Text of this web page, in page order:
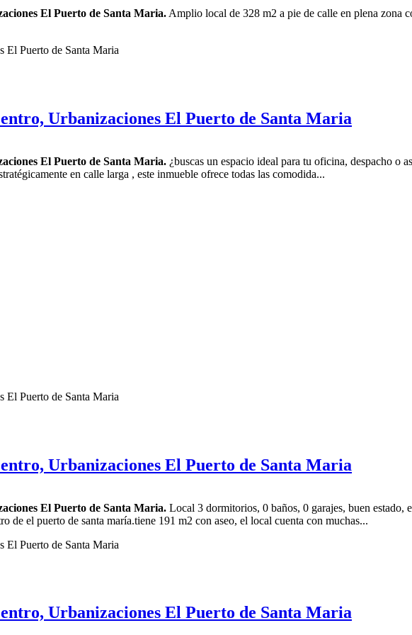
El Puerto de Santa Maria. Amplio local de 328 m2 a pie de calle en plena zona
Urbanizaciones El Puerto de Santa Maria
El Puerto de Santa Maria. ¿buscas un espacio ideal para tu oficina, despacho o
en calle larga , este inmueble ofrece todas las comodida...
Urbanizaciones El Puerto de Santa Maria
El Puerto de Santa Maria. Local 3 dormitorios, 0 baños, 0 garajes, buen estado,
de el puerto de santa maría.tiene 191 m2 con aseo, el local cuenta con muchas...
Urbanizaciones El Puerto de Santa Maria